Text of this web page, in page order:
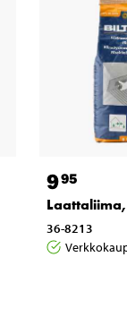
995
36-8213